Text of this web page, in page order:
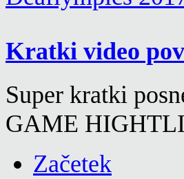
Kratki video
Super kratki
GAME
Začetek